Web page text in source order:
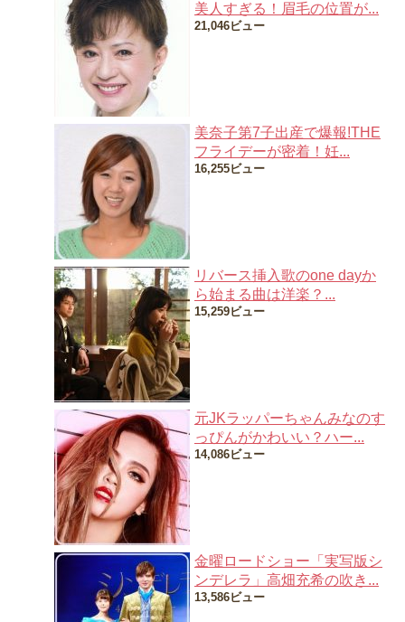
美人すぎる！眉毛の位置が...
21,046ビュー
美奈子第7子出産で爆報!THE
フライデーが密着！妊...
16,255ビュー
リバース挿入歌のone dayか
ら始まる曲は洋楽？...
15,259ビュー
元JKラッパーちゃんみなのす
っぴんがかわいい？ハー...
14,086ビュー
金曜ロードショー「実写版シ
ンデレラ」高畑充希の吹き...
13,586ビュー